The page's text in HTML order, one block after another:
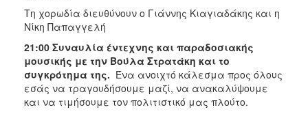
Τη χορωδία διευθύνουν ο Γιάννης Κιαγιαδάκης και η
Νίκη Παπαγγελή
21:00 Συναυλία έντεχνης και παραδοσιακής
μουσικής με την Βούλα Στρατάκη και το
συγκρότημα της. Ένα ανοιχτό κάλεσμα προς όλους
εσάς να τραγουδήσουμε μαζί, να ανακαλύψουμε
και να τιμήσουμε τον πολιτιστικό μας πλούτο.